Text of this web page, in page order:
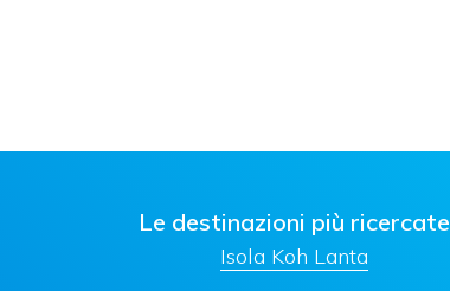
Le destinazioni più ricercate
Isola Koh Lanta